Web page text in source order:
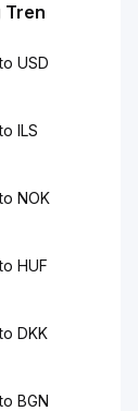
Tren
USD
ILS
NOK
HUF
DKK
BGN